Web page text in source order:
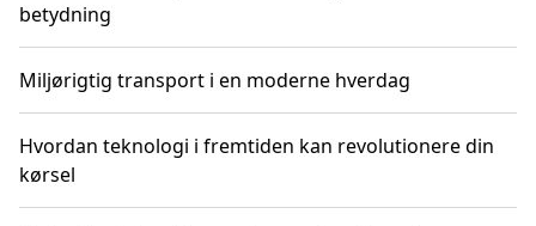
betydning
Miljørigtig transport i en moderne hverdag
Hvordan teknologi i fremtiden kan revolutionere din
kørsel